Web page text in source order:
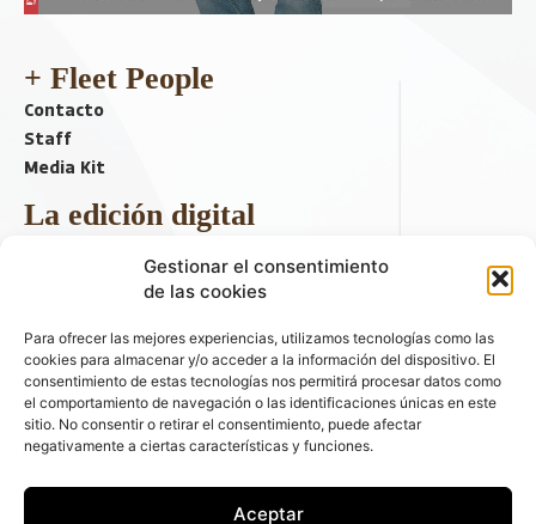
Gestionar el consentimiento
de las cookies
Para ofrecer las mejores experiencias, utilizamos tecnologías como las
cookies para almacenar y/o acceder a la información del dispositivo. El
consentimiento de estas tecnologías nos permitirá procesar datos como
el comportamiento de navegación o las identificaciones únicas en este
sitio. No consentir o retirar el consentimiento, puede afectar
negativamente a ciertas características y funciones.
Aceptar
+ Fleet People
Contacto
Staff
Media Kit
La edición digital
Descargar último ejemplar
ir a hemeroteca
+ Contenido en redes sociales